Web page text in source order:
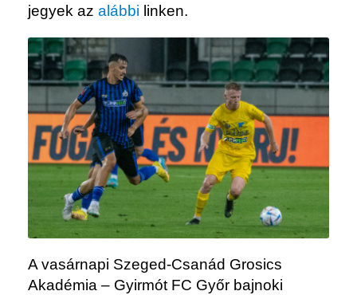
jegyek az alábbi linken.
A vasárnapi Szeged-Csanád Grosics
Akadémia – Gyirmót FC Győr bajnoki